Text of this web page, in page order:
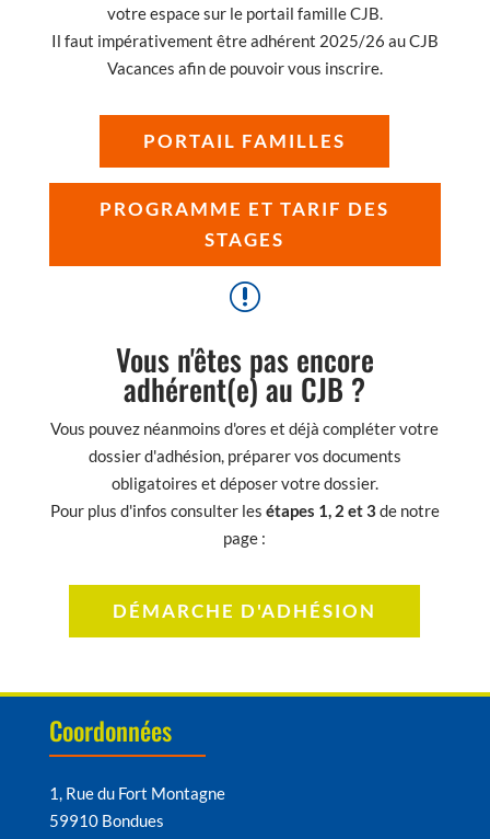
votre espace sur le portail famille CJB.
Il faut impérativement être adhérent 2025/26 au CJB
Vacances afin de pouvoir vous inscrire.
PORTAIL FAMILLES
PROGRAMME ET TARIF DES
STAGES
r
Vous n'êtes pas encore
adhérent(e) au CJB ?
Vous pouvez néanmoins d'ores et déjà compléter votre
dossier d'adhésion, préparer vos documents
obligatoires et déposer votre dossier.
Pour plus d'infos consulter les étapes 1, 2 et 3de notre
page :
DÉMARCHE D'ADHÉSION
Coordonnées
1, Rue du Fort Montagne
59910 Bondues